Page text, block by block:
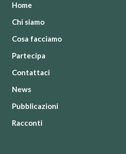
Home
Chi siamo
Cosa facciamo
Partecipa
Contattaci
News
Pubblicazioni
Racconti